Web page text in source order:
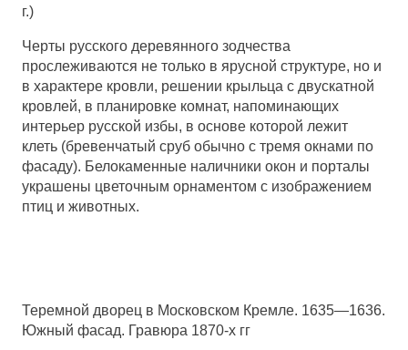
г.)
Черты русского деревянного зодчества
прослеживаются не только в ярусной структуре, но и
в характере кровли, решении крыльца с двускатной
кровлей, в планировке комнат, напоминающих
интерьер русской избы, в основе которой лежит
клеть (бревенчатый сруб обычно с тремя окнами по
фасаду). Белокаменные наличники окон и порталы
украшены цветочным орнаментом с изображением
птиц и животных.
Теремной дворец в Московском Кремле. 1635—1636.
Южный фасад. Гравюра 1870-х гг